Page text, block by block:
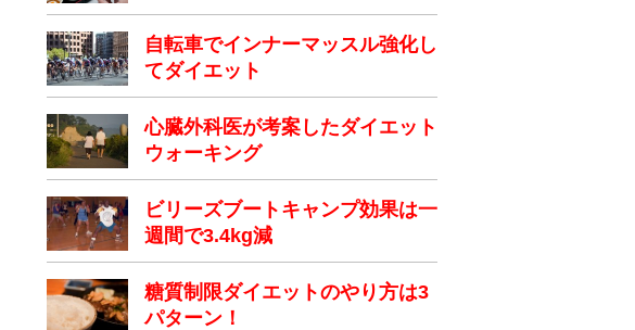
自転車でインナーマッスル強化し
てダイエット
心臓外科医が考案したダイエット
ウォーキング
ビリーズブートキャンプ効果は一
週間で3.4kg減
糖質制限ダイエットのやり方は3
パターン！